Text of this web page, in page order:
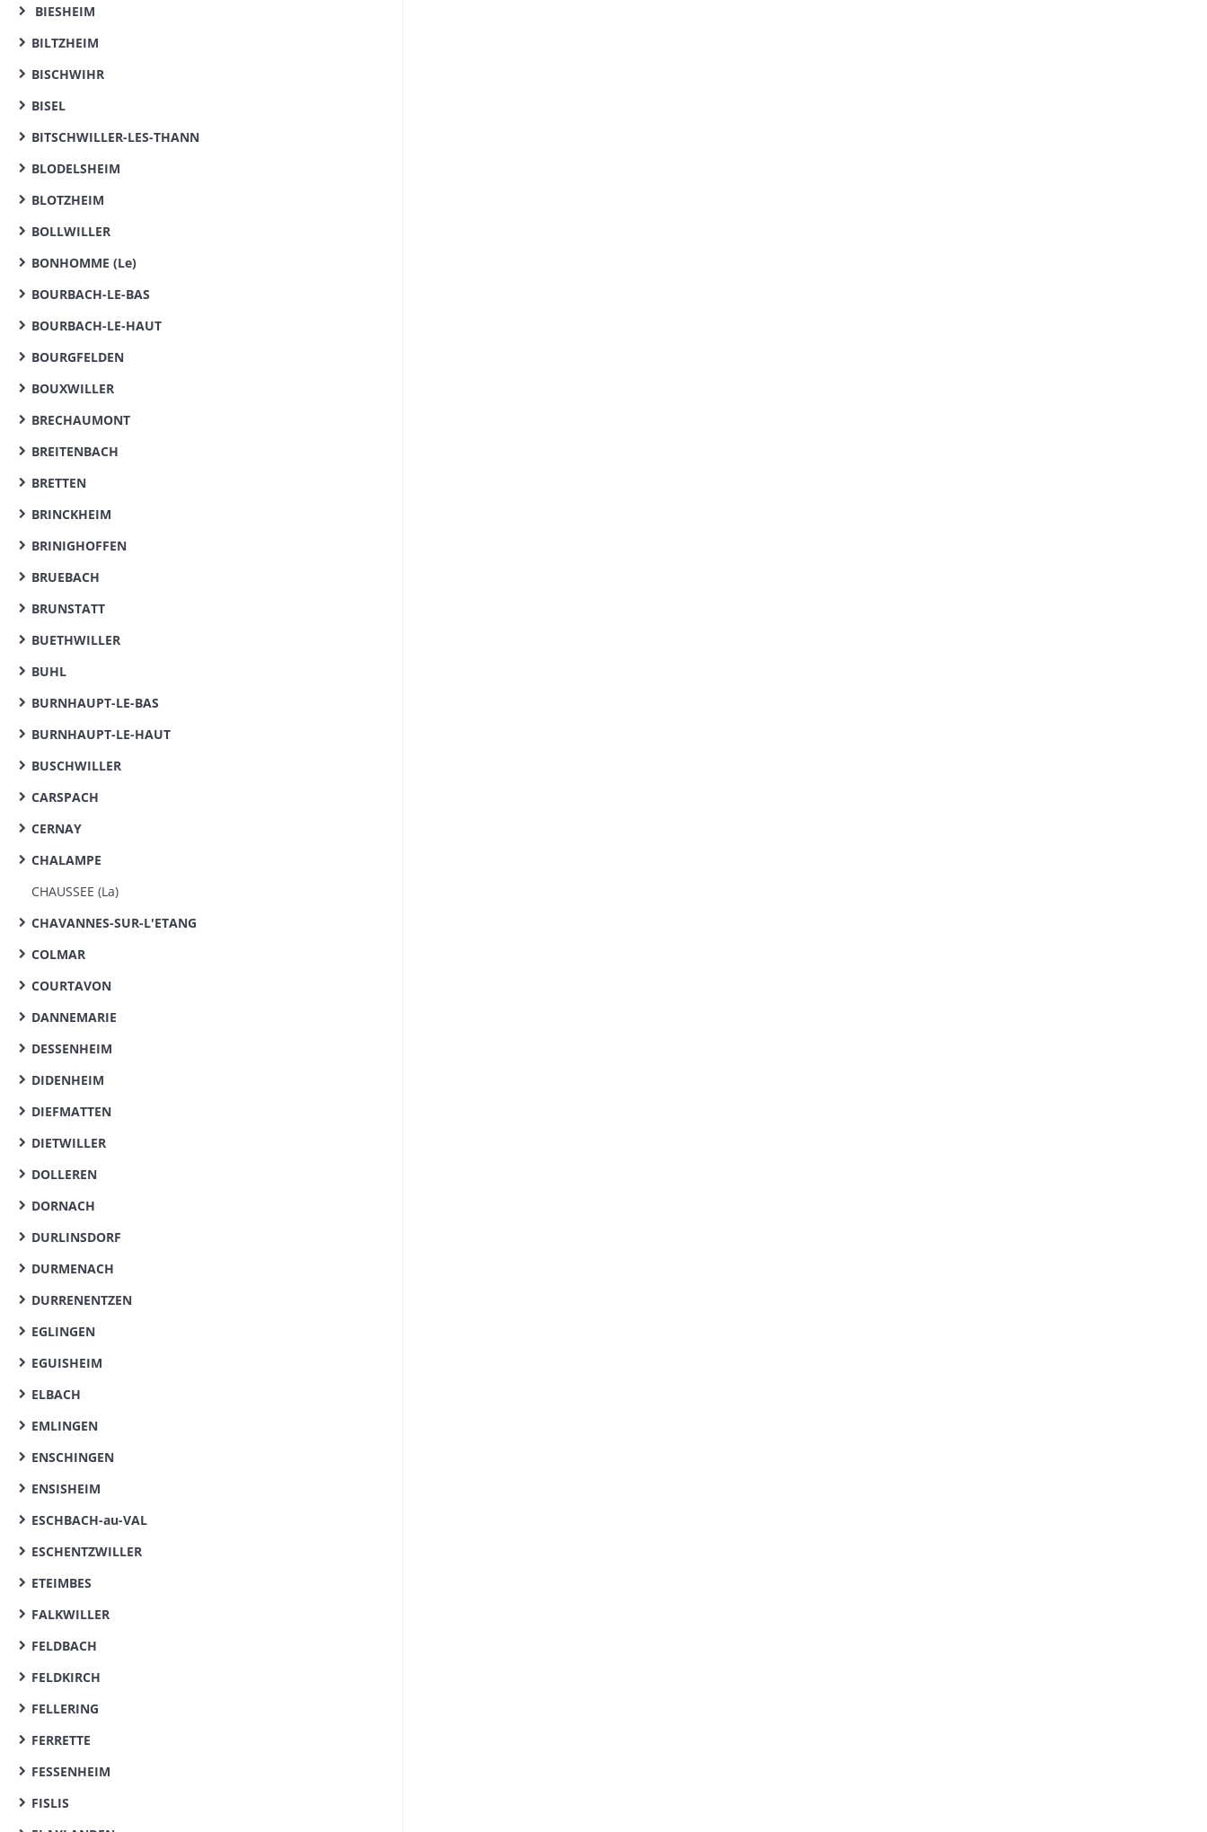
BIESHEIM
BILTZHEIM
BISCHWIHR
BISEL
BITSCHWILLER-LES-THANN
BLODELSHEIM
BLOTZHEIM
BOLLWILLER
BONHOMME (Le)
BOURBACH-LE-BAS
BOURBACH-LE-HAUT
BOURGFELDEN
BOUXWILLER
BRECHAUMONT
BREITENBACH
BRETTEN
BRINCKHEIM
BRINIGHOFFEN
BRUEBACH
BRUNSTATT
BUETHWILLER
BUHL
BURNHAUPT-LE-BAS
BURNHAUPT-LE-HAUT
BUSCHWILLER
CARSPACH
CERNAY
CHALAMPE
CHAUSSEE (La)
CHAVANNES-SUR-L'ETANG
COLMAR
COURTAVON
DANNEMARIE
DESSENHEIM
DIDENHEIM
DIEFMATTEN
DIETWILLER
DOLLEREN
DORNACH
DURLINSDORF
DURMENACH
DURRENENTZEN
EGLINGEN
EGUISHEIM
ELBACH
EMLINGEN
ENSCHINGEN
ENSISHEIM
ESCHBACH-au-VAL
ESCHENTZWILLER
ETEIMBES
FALKWILLER
FELDBACH
FELDKIRCH
FELLERING
FERRETTE
FESSENHEIM
FISLIS